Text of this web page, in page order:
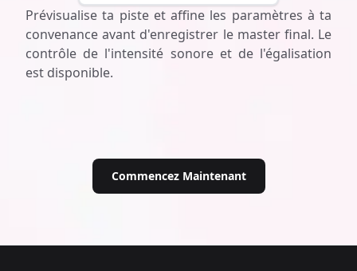
Prévisualise ta piste et affine les paramètres à ta
convenance avant d'enregistrer le master final. Le
contrôle de l'intensité sonore et de l'égalisation
est disponible.
Commencez Maintenant